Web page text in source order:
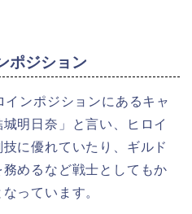
ポジション
ンポジションにあるキャ
明日奈」と言い、ヒロイ
に優れていたり、ギルド
務めるなど戦士としてもか
っています。